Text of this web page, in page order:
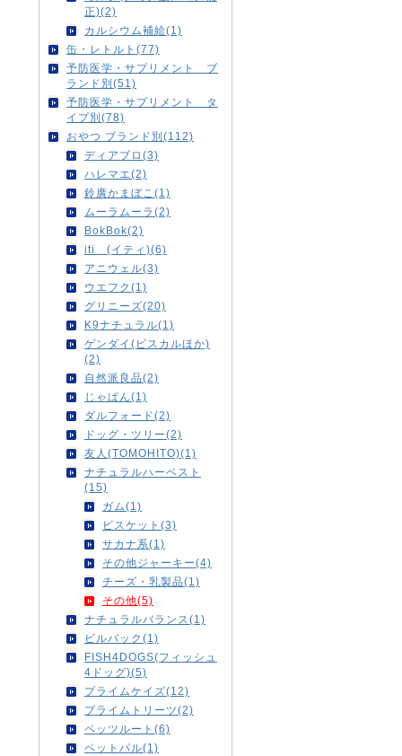
正)(2)
カルシウム補給(1)
缶・レトルト(77)
予防医学・サプリメント ブ
ランド別(51)
予防医学・サプリメント タ
イプ別(78)
おやつ ブランド別(112)
ディアブロ(3)
ハレマエ(2)
鈴廣かまぼこ(1)
ムーラムーラ(2)
BokBok(2)
iti (イティ)(6)
アニウェル(3)
ウエフク(1)
グリニーズ(20)
K9ナチュラル(1)
ゲンダイ(ビスカルほか)
(2)
自然派良品(2)
じゃぱん(1)
ダルフォード(2)
ドッグ・ツリー(2)
友人(TOMOHITO)(1)
ナチュラルハーベスト
(15)
ガム(1)
ビスケット(3)
サカナ系(1)
その他ジャーキー(4)
チーズ・乳製品(1)
その他(5)
ナチュラルバランス(1)
ビルバック(1)
FISH4DOGS(フィッシュ
4ドッグ)(5)
プライムケイズ(12)
プライムトリーツ(2)
ペッツルート(6)
ペットパル(1)